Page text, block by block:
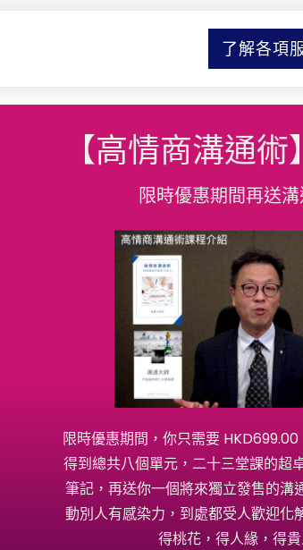
了解各項
【高情商溝通
限時優惠期間再送溝
限時優惠期間，你只需要 HKD699.00
得到總共八個單元，二十三堂課的超
筆記，再送你一個將來獨立發售的溝
動別人有感染力，到處都受人歡迎化
得桃花，得人緣，得貴